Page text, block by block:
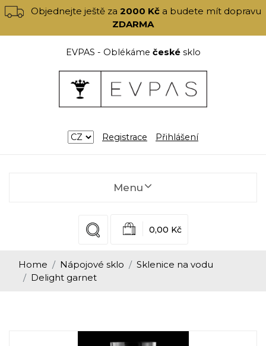
Objednejte ještě za2000 Kč a budete mít dopravu
ZDARMA
EVPAS - Oblékáme českésklo
Registrace Přihlášení
Menu
0,00 Kč
Home Nápojové sklo
Sklenice na vodu
Delight garnet